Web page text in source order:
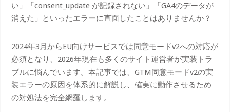
い」「consent_update が記録されない」「GA4のデータが
消えた」といったエラーに直面したことはありませんか？
2024年3月からEU向けサービスでは同意モードv2への対応が
必須となり、2026年現在も多くのサイト運営者が実装トラ
ブルに悩んでいます。本記事では、GTM同意モードv2の実
装エラーの原因を体系的に解説し、確実に動作させるため
の対処法を完全網羅します。